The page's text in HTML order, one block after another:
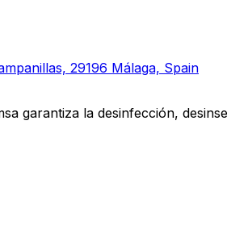
29196 Málaga, Spain
garantiza la desinfección,